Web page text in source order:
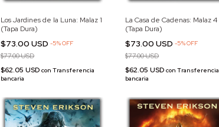
Los Jardines de la Luna: Malaz 1
(Tapa Dura)
$73.00 USD -5%OFF
$77.00 USD
$62.05 USD con Transferencia
bancaria
La Casa de Cadenas: Malaz 4
(Tapa Dura)
$73.00 USD-5%OFF
$77.00 USD
$62.05 USDcon Transferencia
bancaria